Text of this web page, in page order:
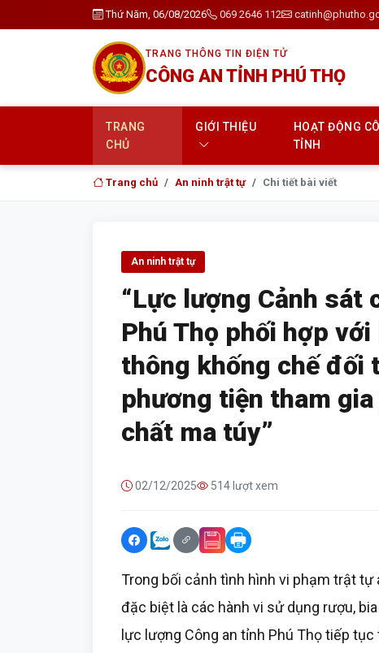
Thứ Năm, 06/08/2026 069 2646 112
TRANG THÔNG TIN ĐIỆN TỬ
CÔNG AN TỈNH PHÚ THỌ
TRANG
CHỦ
GIỚI THIỆU
HOẠT ĐỘNG
TỈNH
Trang chủ An ninh trật tự Chi tiết bài viết
An ninh trật tự
“Lực lượng Cảnh sát
Phú Thọ phối hợp
thông khống chế đối
phương tiện tham
chất ma túy”
02/12/2025 514 lượt xem
Trong bối cảnh tình hình vi phạm trật
đặc biệt là các hành vi sử dụng rượu,
lực lượng Công an tỉnh Phú Thọ tiếp